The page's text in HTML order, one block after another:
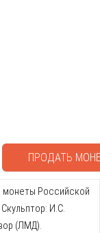
ПРОДАТЬ
монеты Российской
И.С.
(ЛМД).